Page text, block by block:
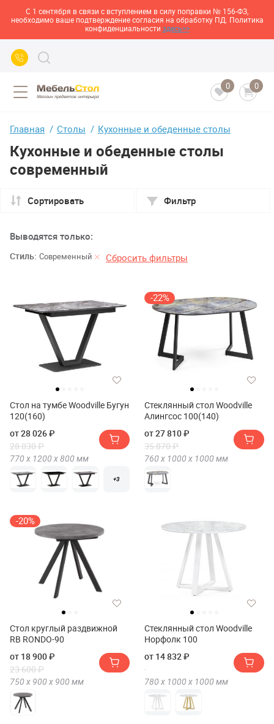
С 1 сентября в связи с вступлением в силу поправки № 156-ФЗ,
необходимо ваше подтверждение согласия на обработку ПД. Политика
конфиденциальности здесь>>
0 0
Главная Столы Кухонные и обеденные столы
Кухонные и обеденные столы
современный
Сортировать Фильтр
Выводятся только:
Стиль: Современный Сбросить фильтры
Стол на тумбе Woodville Бугун
120(160)
от 28 026 ₽
28 030 ₽
770 х 1200 х800 мм
+3
-22%
Стеклянный стол Woodville
Алингсос 100(140)
от 27 810 ₽
35 870 ₽
760 х 1000 х 1000 мм
-20%
Стол круглый раздвижной
RB RONDO-90
от 18 900 ₽
23 600 ₽
750 х 900 х 900 мм
Стеклянный стол Woodville
Норфолк 100
от 14 832 ₽
780 х 1000 х 1000 мм